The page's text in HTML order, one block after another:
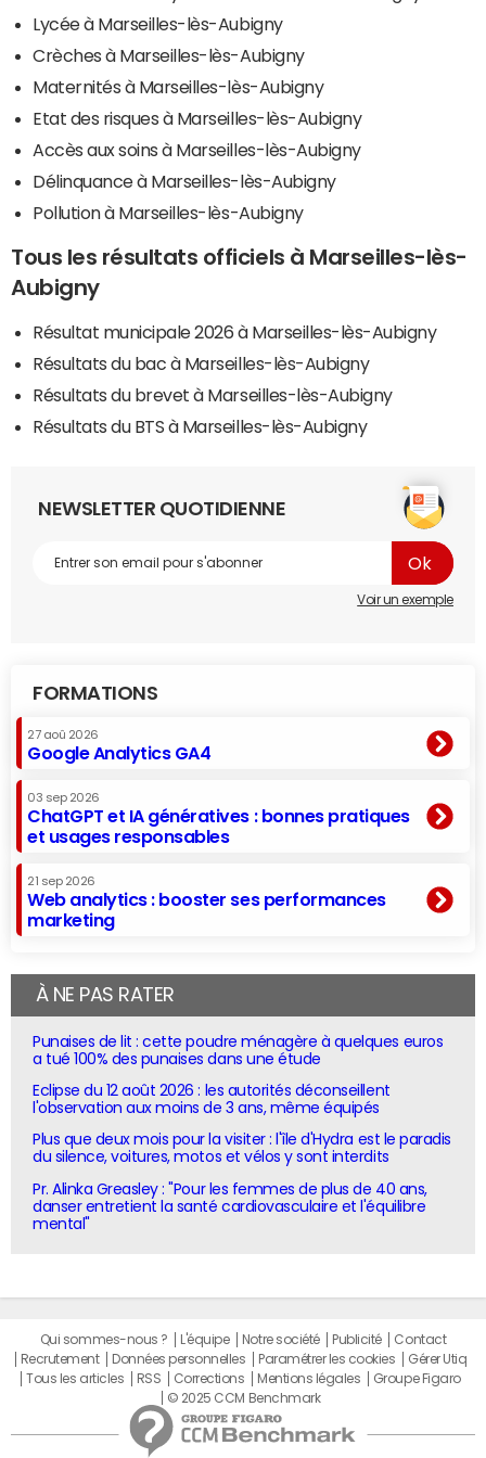
Lycée à Marseilles-lès-Aubigny
Crèches à Marseilles-lès-Aubigny
Maternités à Marseilles-lès-Aubigny
Etat des risques à Marseilles-lès-Aubigny
Accès aux soins à Marseilles-lès-Aubigny
Délinquance à Marseilles-lès-Aubigny
Pollution à Marseilles-lès-Aubigny
Tous les résultats officiels à Marseilles-lès-
Aubigny
Résultat municipale 2026 à Marseilles-lès-Aubigny
Résultats du bac à Marseilles-lès-Aubigny
Résultats du brevet à Marseilles-lès-Aubigny
Résultats du BTS à Marseilles-lès-Aubigny
NEWSLETTER QUOTIDIENNE
Voir un exemple
FORMATIONS
27 aoû 2026
Google Analytics GA4
03 sep 2026
ChatGPT et IA génératives : bonnes pratiques
et usages responsables
21 sep 2026
Web analytics : booster ses performances
marketing
À NE PAS RATER
Punaises de lit : cette poudre ménagère à quelques euros
a tué 100% des punaises dans une étude
Eclipse du 12 août 2026 : les autorités déconseillent
l'observation aux moins de 3 ans, même équipés
Plus que deux mois pour la visiter : l'île d'Hydra est le paradis
du silence, voitures, motos et vélos y sont interdits
Pr. Alinka Greasley : "Pour les femmes de plus de 40 ans,
danser entretient la santé cardiovasculaire et l'équilibre
mental"
Qui sommes-nous ? L'équipe Notre société Publicité
Contact
Recrutement
Données personnelles Paramétrer les cookies
Gérer Utiq
Tous les articles
RSS Corrections Mentions légales
Groupe Figaro
© 2025 CCM Benchmark